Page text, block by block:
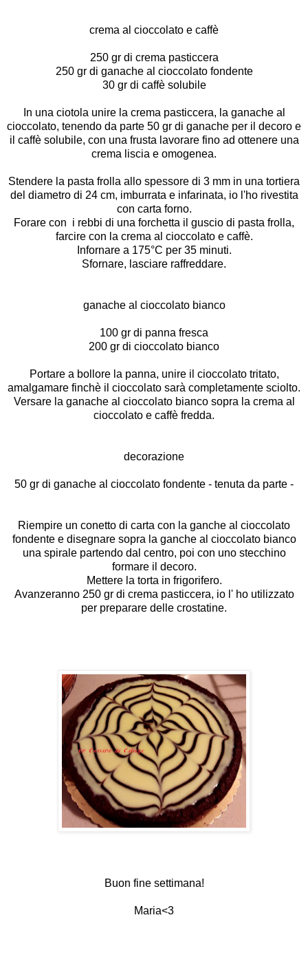
crema al cioccolato e caffè
250 gr di crema pasticcera
250 gr di ganache al cioccolato fondente
30 gr di caffè solubile
In una ciotola unire la crema pasticcera, la ganache al
cioccolato, tenendo da parte 50 gr di ganache per il decoro e
il caffè solubile, con una frusta lavorare fino ad ottenere una
crema liscia e omogenea.
Stendere la pasta frolla allo spessore di 3 mm in una tortiera
del diametro di 24 cm, imburrata e infarinata, io l'ho rivestita
con carta forno.
Forare con i rebbi di una forchetta il guscio di pasta frolla,
farcire con la crema al cioccolato e caffè.
Infornare a 175°C per 35 minuti.
Sfornare, lasciare raffreddare.
ganache al cioccolato bianco
100 gr di panna fresca
200 gr di cioccolato bianco
Portare a bollore la panna, unire il cioccolato tritato,
amalgamare finchè il cioccolato sarà completamente sciolto.
Versare la ganache al cioccolato bianco sopra la crema al
cioccolato e caffè fredda.
decorazione
50 gr di ganache al cioccolato fondente - tenuta da parte -
Riempire un conetto di carta con la ganche al cioccolato
fondente e disegnare sopra la ganche al cioccolato bianco
una spirale partendo dal centro, poi con uno stecchino
formare il decoro.
Mettere la torta in frigorifero.
Avanzeranno 250 gr di crema pasticcera, io l' ho utilizzato
per preparare delle crostatine.
Buon fine settimana!
Maria<3